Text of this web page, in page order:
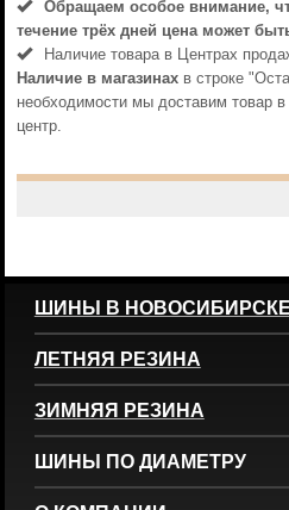
Обращаем особое внимание,
течениe трёх дней цена может
Наличие товара в Центрах
Наличие в магазинахв строке
необходимости мы доставим товар
центр.
ШИНЫ В НОВОСИБИРСКЕ
ЛЕТНЯЯ РЕЗИНА
ЗИМНЯЯ РЕЗИНА
ШИНЫ ПО ДИАМЕТРУ